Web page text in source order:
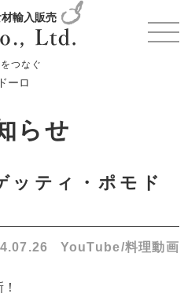
輸入販売
つなぐ料理動画
ーロ
らせ
ティ・ポモド
YouTube/料理動画